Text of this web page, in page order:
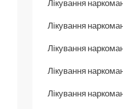
Лікування
Лікування
Лікування
Лікування
Лікування